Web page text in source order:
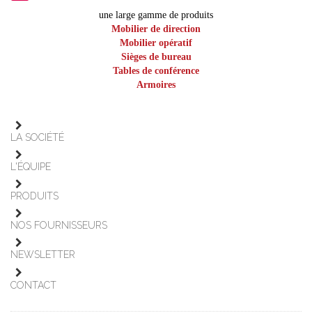
une large gamme de produits
Mobilier de direction
Mobilier opératif
Sièges de bureau
Tables de conférence
Armoires
LA SOCIÉTÉ
L'ÉQUIPE
PRODUITS
NOS FOURNISSEURS
NEWSLETTER
CONTACT